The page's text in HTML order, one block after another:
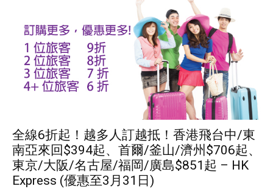
全線6折起！越多人訂越抵！香港飛台中/東
南亞來回$394起、首爾/釜山/濟州$706起、
東京/大阪/名古屋/福岡/廣島$851起 – HK
Express (優惠至3月31日)